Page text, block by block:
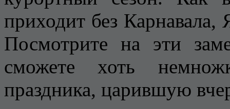
приходит без Карнавала,
Посмотрите на эти
сможете хоть
праздника, царившую